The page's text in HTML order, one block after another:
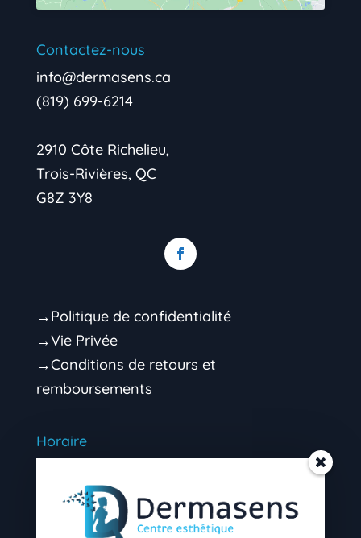
Contactez-nous
info@dermasens.ca
(819) 699-6214
2910 Côte Richelieu,
Trois-Rivières, QC
G8Z 3Y8
→Politique de confidentialité
→Vie Privée
→Conditions de retours et
remboursements
Horaire
Mardi 9h00 – 16h30 (soir sur rendez-vous)
Mercredi 9h00 – 16h30 (soir sur rendez-